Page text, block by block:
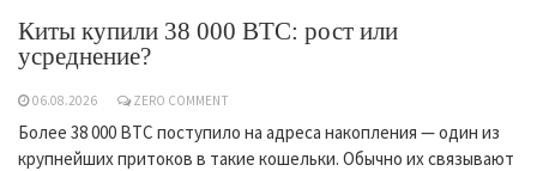
Киты купили 38 000 BTC: рост или
усреднение?
06.08.2026 ZERO COMMENT
Более 38 000 BTC поступило на адреса накопления — один из
крупнейших притоков в такие кошельки. Обычно их связывают